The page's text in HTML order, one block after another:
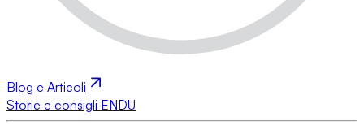
Blog e Articoli
Storie e consigli ENDU